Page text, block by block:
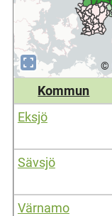
©
Kommun
Eksjö
Sävsjö
Värnamo